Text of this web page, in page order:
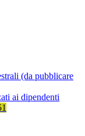
(da pubblicare
ai dipendenti